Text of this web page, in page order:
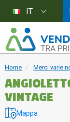
Home Merci varie
VINTAGE
Mappa
IT